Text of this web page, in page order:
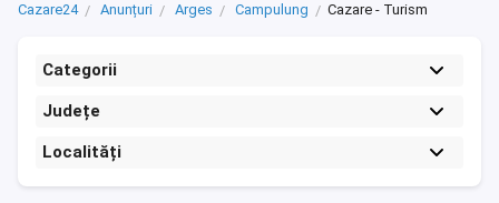
Cazare24 Anunțuri Arges Campulung Cazare - Turism
Categorii
Județe
Localități